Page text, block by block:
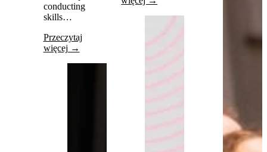
conducting
skills…
Przeczytaj
więcej →